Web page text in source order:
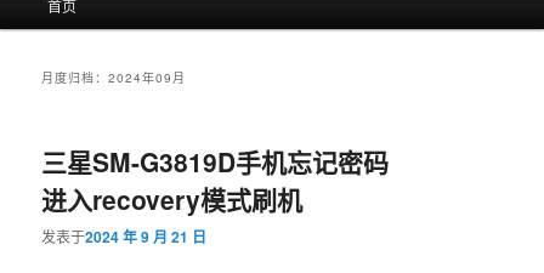
跳
内
容
跳
内
容
首页
月度归档：2024年09月
三星SM-G3819D手机忘记密码
进入recovery模式刷机
发表于2024 年 9 月 21 日